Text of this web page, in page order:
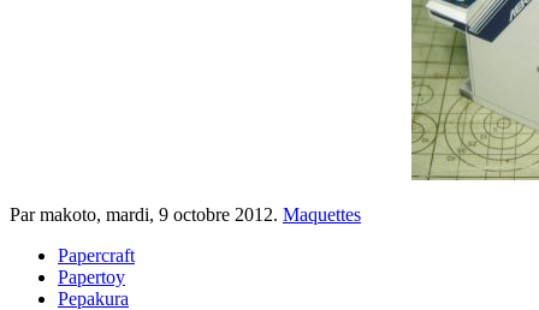
Par makoto, mardi, 9 octobre 2012. Maquettes
Papercraft
Papertoy
Pepakura